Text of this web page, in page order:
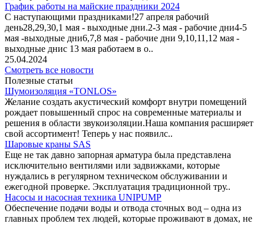
График работы на майские праздники 2024
С наступающими праздниками!27 апреля рабочий
день28,29,30,1 мая - выходные дни.2-3 мая - рабочие дни4-5
мая -выходные дни6,7,8 мая - рабочие дни 9,10,11,12 мая -
выходные днис 13 мая работаем в о..
25.04.2024
Смотреть все новости
Полезные статьи
Шумоизоляция «TONLOS»
Желание создать акустический комфорт внутри помещений
рождает повышенный спрос на современные материалы и
решения в области звукоизоляции.Наша компания расширяет
свой ассортимент! Теперь у нас появилс..
Шаровые краны SAS
Еще не так давно запорная арматура была представлена
исключительно вентилями или задвижками, которые
нуждались в регулярном техническом обслуживании и
ежегодной проверке. Эксплуатация традиционной тру..
Насосы и насосная техника UNIPUMP
Обеспечение подачи воды и отвода сточных вод – одна из
главных проблем тех людей, которые проживают в домах, не